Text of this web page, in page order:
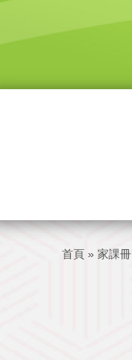
首頁 » 家課冊